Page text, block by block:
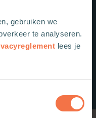
gebruiken we
te analyseren.
lees je